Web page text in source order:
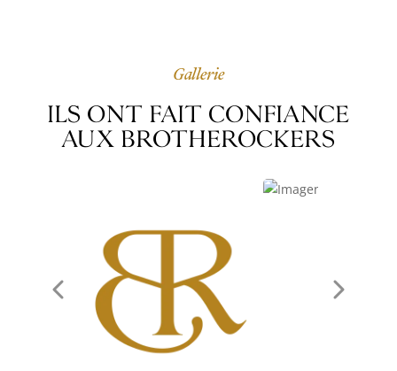
Gallerie
ILS ONT FAIT CONFIANCE
AUX BROTHEROCKERS